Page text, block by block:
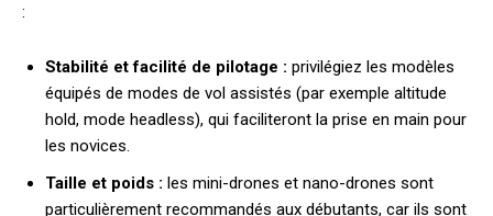
:
Stabilité et facilité de pilotage : privilégiez les modèles
équipés de modes de vol assistés (par exemple altitude
hold, mode headless), qui faciliteront la prise en main pour
les novices.
Taille et poids : les mini-drones et nano-drones sont
particulièrement recommandés aux débutants, car ils sont